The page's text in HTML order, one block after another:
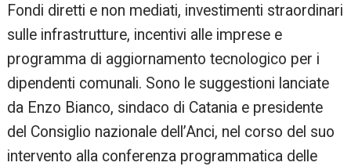
Fondi diretti e non mediati, investimenti straordinari
sulle infrastrutture, incentivi alle imprese e
programma di aggiornamento tecnologico per i
dipendenti comunali. Sono le suggestioni lanciate
da Enzo Bianco, sindaco di Catania e presidente
del Consiglio nazionale dell’Anci, nel corso del suo
intervento alla conferenza programmatica delle